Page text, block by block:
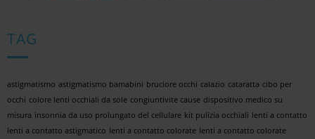
TAG
astigmatismo astigmatismo bamabini bruciore occhi calazio cataratta cibo per
occhi colore lenti occhiali da sole congiuntivite cause dispositivo medico su
misura insonnia da uso prolungato del cellulare kit pulizia occhiali lenti a contatto
lenti a contatto astigmatico lenti a contatto colorate lenti a contatto colorate